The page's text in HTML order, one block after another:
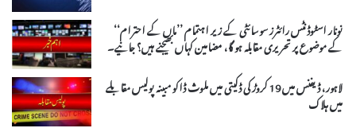
نونار اسٹوڈنٹس رائٹرز سوسائٹی کے زیر اہتمام ’’ماں کے احترام‘‘
کے موضوع پر تحریری مقابلہ ہو گا، مضامین کہاں بھیجنے ہیں؟ جانیے۔
لاہور، ڈیفنس میں 19 کروڑ کی ڈکیتی میں ملوث ڈاکو مبینہ پولیس مقابلے
میں ہلاک